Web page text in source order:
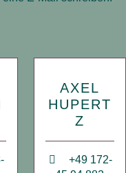
AXEL
HUPERT
Z
+49 172-